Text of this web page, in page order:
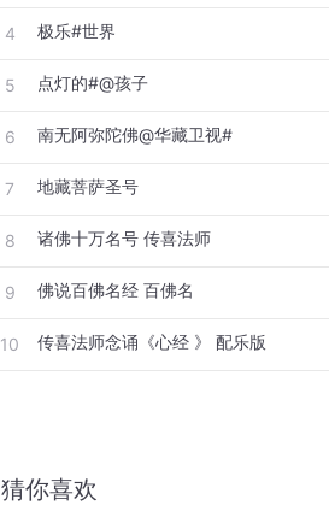
4 极乐#世界
5 点灯的#@孩子
6 南无阿弥陀佛@华藏卫视#
7 地藏菩萨圣号
8 诸佛十万名号 传喜法师
9 佛说百佛名经 百佛名
10 传喜法师念诵《心经 》 配乐版
猜你喜欢